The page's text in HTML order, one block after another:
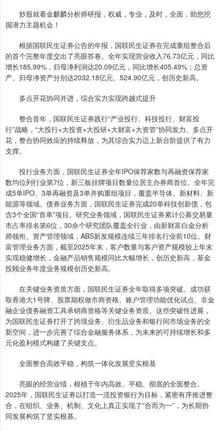
炒股就看金麒麟分析师研报，权威，专业，及时，全面，助您挖
掘潜力主题机会！
根据国联民生证券公告的年报，国联民生证券在完成重组整合后
的首个完整年度交出了亮眼答卷。全年实现营业收入76.73亿元，同比
增长185.99%，归母净利润达20.09亿元，同比增长405.49%；总资
产、归母净资产分别达2032.18亿元、524.90亿元，创历史新高。
多点开花协同并进，综合实力实现跨越式提升
整合首年，国联民生证券践行“产业投行、科技投行、财富投
行”战略，“大投行+大投资+大投研+大财富+大资管”协同发力、多点开
花，整合协同效应的持续释放，为其综合实力迈上新台阶提供了有力
支撑。
投行业务方面，国联民生证券全年IPO保荐家数与再融资保荐家
数均位列行业第7位，新三板挂牌项目数量位居主办券商首位。全年完
成5单IPO、3单再融资及3单并购重组项目，覆盖半导体、新材料、新
能源等领域。债券业务方面，国联民生证券完成20单科技创新债，包
含3个全国“首单”项目。研究业务领域，国联民生证券累计公募交易量
市占率排名第6位，30余个研究团队覆盖全行业，由新财富白金分析
师领衔。资产管理领域，ABS新发规模连续三年排名行业前10位。财
富管理业务方面，截至2025年末，客户数量与客户资产规模较上年末
实现稳健增长，金融产品销售规模同比大幅增长，创历史新高，基金
投顾业务年度业务规模创历史新高。
在关键业务资质方面，国联民生证券全年取得多项突破。成功获
取香港大1号牌、股票期权做市商资格、账户管理功能优化试点、非金
融企业债务融资工具承销商资格等关键业务资质。这些突破性进展，
为国联民生证券打开了跨境业务、衍生品业务和银行间市场业务的全
新空间，进一步完善了综合金融服务体系，为未来的可持续增长和多
元化盈利模式构建了关键支点。
全面整合高效平稳，构筑一体化发展坚实根基
亮眼的经营业绩，根植于年内高效、平稳、彻底的全面整合。
2025年，国联民生证券以打造一流投资银行为目标，紧密有序推进整
合，在组织、业务、机制、文化上真正实现了“合而为一”，为长期协
同发展构筑了坚实根基。